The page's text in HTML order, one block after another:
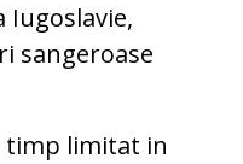
Iugoslavie,
sangeroase
timp limitat in